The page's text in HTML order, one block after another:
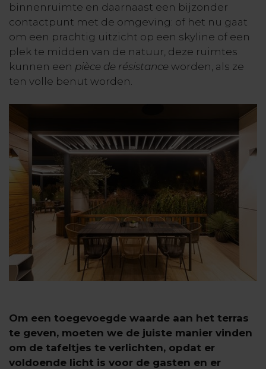
binnenruimte en daarnaast een bijzonder
contactpunt met de omgeving: of het nu gaat
om een prachtig uitzicht op een skyline of een
plek te midden van de natuur, deze ruimtes
kunnen een pièce de résistance worden, als ze
ten volle benut worden.
Om een toegevoegde waarde aan het terras
te geven, moeten we de juiste manier vinden
om de tafeltjes te verlichten, opdat er
voldoende licht is voor de gasten en er